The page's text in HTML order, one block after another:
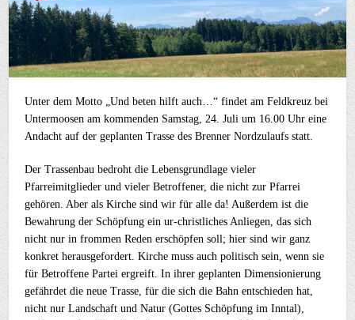
Unter dem Motto „Und beten hilft auch…“ findet am Feldkreuz bei
Untermoosen am kommenden Samstag, 24. Juli um 16.00 Uhr eine
Andacht auf der geplanten Trasse des Brenner Nordzulaufs statt.
Der Trassenbau bedroht die Lebensgrundlage vieler
Pfarreimitglieder und vieler Betroffener, die nicht zur Pfarrei
gehören. Aber als Kirche sind wir für alle da! Außerdem ist die
Bewahrung der Schöpfung ein ur-christliches Anliegen, das sich
nicht nur in frommen Reden erschöpfen soll; hier sind wir ganz
konkret herausgefordert. Kirche muss auch politisch sein, wenn sie
für Betroffene Partei ergreift. In ihrer geplanten Dimensionierung
gefährdet die neue Trasse, für die sich die Bahn entschieden hat,
nicht nur Landschaft und Natur (Gottes Schöpfung im Inntal),